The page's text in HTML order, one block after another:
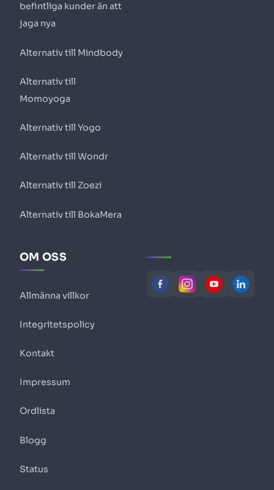
befintliga kunder än att
jaga nya
Alternativ till Mindbody
Alternativ till
Momoyoga
Alternativ till Yogo
Alternativ till Wondr
Alternativ till Zoezi
Alternativ till BokaMera
OM OSS
Allmänna villkor
Integritetspolicy
Kontakt
Impressum
Ordlista
Blogg
Status